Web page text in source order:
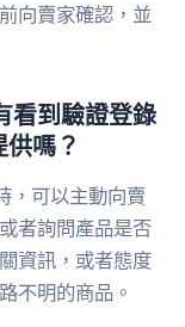
向賣家確認，並
看到驗證登錄
嗎？
，可以主動向賣
者詢問產品是否
資訊，或者態度
不明的商品。